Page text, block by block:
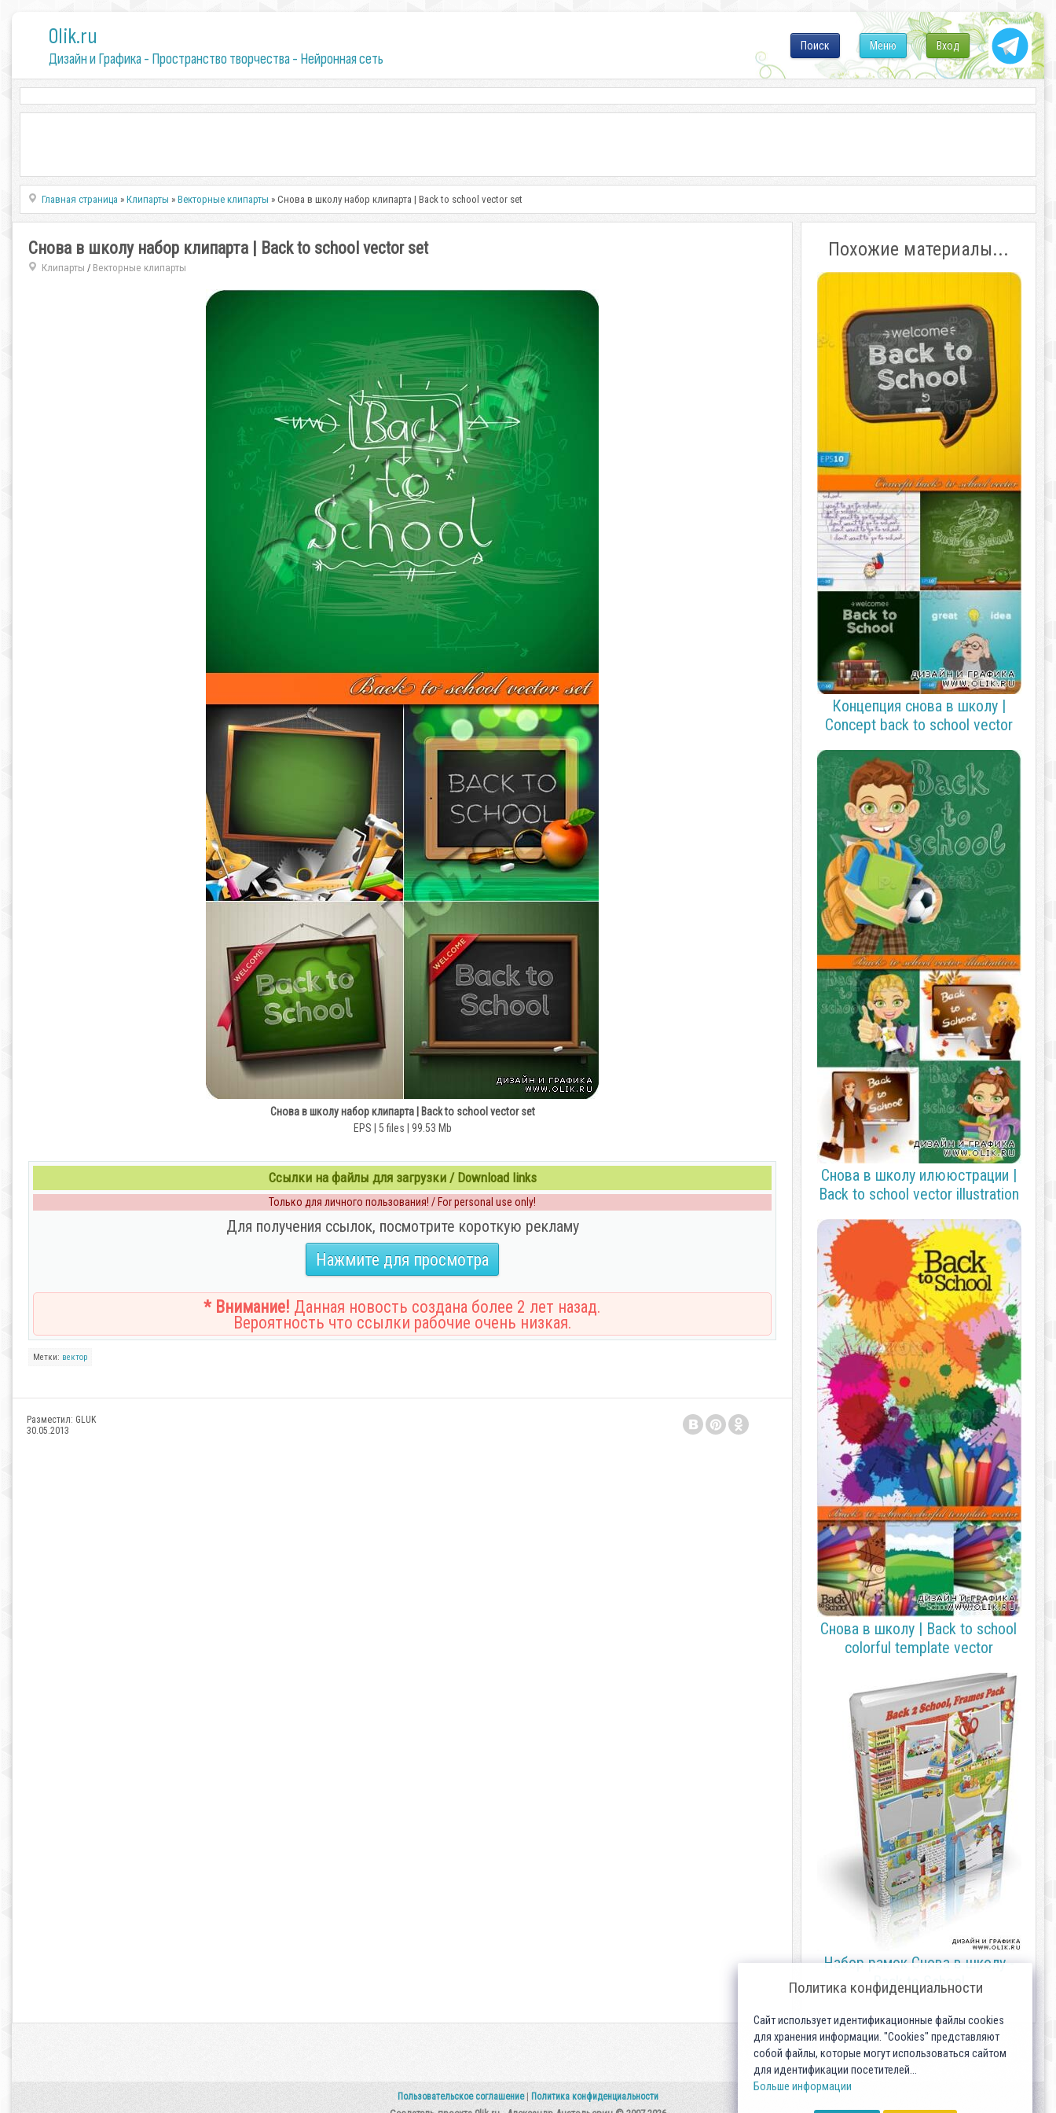
0lik.ru
Дизайн и Графика - Пространство творчества - Нейронная сеть
Вход
Меню
Поиск
Главная страница »Клипарты »Векторные клипарты » Снова в школу набор клипарта | Back to school vector set
Снова в школу набор клипарта | Back to school vector set
Клипарты / Векторные клипарты
Снова в школу набор клипарта | Back to school vector set
EPS | 5 files | 99.53 Mb
Ссылки на файлы для загрузки / Download links
Только для личного пользования! / For personal use only!
Для получения ссылок, посмотрите короткую рекламу
Нажмите для просмотра
* Внимание! Данная новость создана более 2 лет назад.
Вероятность что ссылки рабочие очень низкая.
Метки: вектор
Разместил: GLUK
30.05.2013
Похожие материалы...
Концепция снова в школу |
Concept back to school vector
Снова в школу илююстрации |
Back to school vector illustration
Снова в школу | Back to school
colorful template vector
Набор рамок Снова в школу -
Back to School
Пользовательское соглашение Политика конфиденциальности
Политика конфиденциальности
Сайт использует идентификационные файлы cookies
для хранения информации. "Cookies" представляют
собой файлы, которые могут использоваться сайтом
для идентификации посетителей...
Больше информации